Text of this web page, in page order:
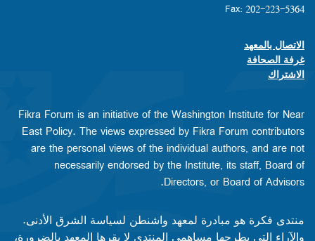
Fax: 202-223-5364
Footer contact links
الاتصال بالمعهد
غرفة الصحافة
الاشتراك
Fikra Forum is an initiative of the Washington Institute for Near
East Policy. The views expressed by Fikra Forum contributors
are the personal views of the individual authors, and are not
necessarily endorsed by the Institute, its staff, Board of
Directors, or Board of Advisors.​​
منتدى فكرة هو مبادرة لمعهد واشنطن لسياسة الشرق الأدنى.
والآراء التي يطرحها مساهمي المنتدى لا يقرها المعهد بالضرورة،